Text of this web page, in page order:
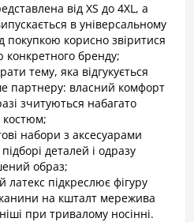
від XS до 4XL, а
в універсальному
покупкою корисно звіритися
конкретного бренду;
тему, яка відгукується
партнеру: власний комфорт
зчитуються набагато
костюм;
набори з аксесуарами
деталей і одразу
образ;
латекс підкреслює фігуру
на кшталт мережива
при тривалому носінні.